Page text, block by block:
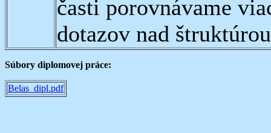
časti porovnávame
dotazov nad
Súbory diplomovej práce:
Belas_dipl.pdf